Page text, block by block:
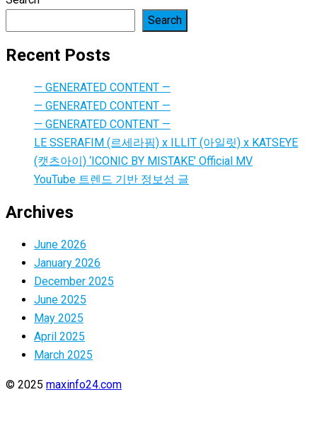
Search
Recent Posts
— GENERATED CONTENT —
— GENERATED CONTENT —
— GENERATED CONTENT —
LE SSERAFIM (르세라핌) x ILLIT (아일릿) x KATSEYE
(캣츠아이) ‘ICONIC BY MISTAKE’ Official MV
YouTube 트렌드 기반 정보성 글
Archives
June 2026
January 2026
December 2025
June 2025
May 2025
April 2025
March 2025
© 2025 maxinfo24.com